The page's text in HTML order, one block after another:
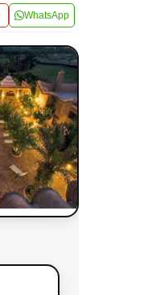
WhatsApp